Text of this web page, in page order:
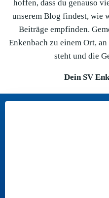
hoffen, dass du genauso
unserem Blog findest, wie
Beiträge empfinden.
Enkenbach zu einem Ort,
steht und die
Dein SV